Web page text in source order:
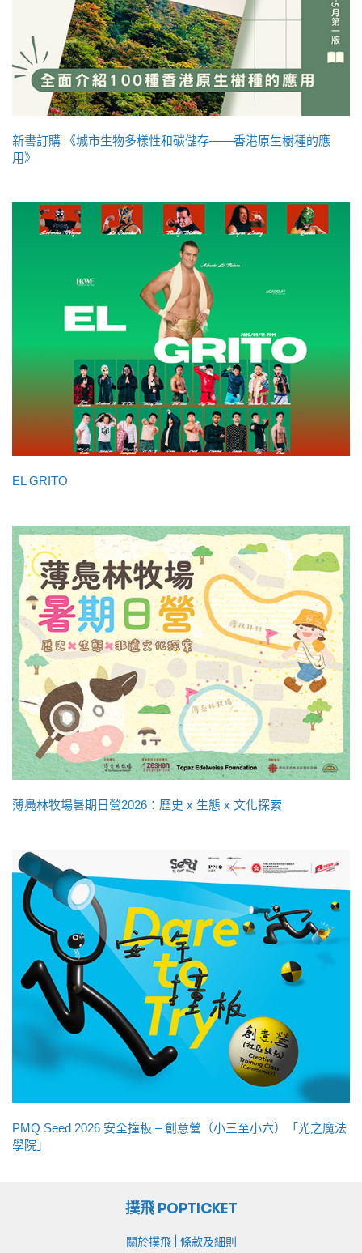
新書訂購 《城市生物多樣性和碳儲存——香港原生樹種的應
用》
EL GRITO
薄鳧林牧場暑期日營2026：歷史 x 生態 x 文化探索
PMQ Seed 2026 安全撞板 – 創意營（小三至小六）「光之魔法
學院」
撲飛 POPTICKET
關於撲飛| 條款及細則